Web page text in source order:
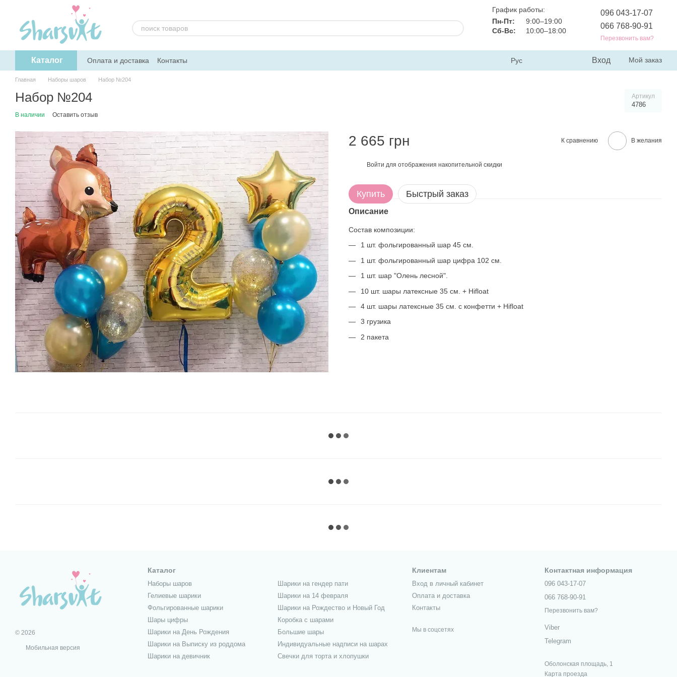
Перейти к основному контенту
График работы:
Пн-Пт:
9:00–19:00
Сб-Вс:
10:00–18:00
096 043-17-07
066 768-90-91
Перезвонить вам?
Каталог Оплата и доставка Контакты Рус Вход Мой заказ
Главная Наборы шаров Набор №204
Набор №204 Артикул
4786
В наличии Оставить отзыв
2 665 грн К сравнению В желания
Войти для отображения накопительной скидки
Купить Быстрый заказ
Описание
Состав композиции:
1 шт. фольгированный шар 45 см.
1 шт. фольгированный шар цифра 102 см.
1 шт. шар "Олень лесной".
10 шт. шары латексные 35 см. + Hifloat
4 шт. шары латексные 35 см. с конфетти + Hifloat
3 грузика
2 пакета
© 2026
Мобильная версия
Каталог
Наборы шаров
Гелиевые шарики
Фольгированные шарики
Шары цифры
Шарики на День Рождения
Шарики на Выписку из роддома
Шарики на девичник
Шарики на гендер пати
Шарики на 14 февраля
Шарики на Рождество и Новый Год
Коробка с шарами
Большие шары
Индивидуальные надписи на шарах
Свечки для торта и хлопушки
Клиентам
Вход в личный кабинет
Оплата и доставка
Контакты
Мы в соцсетях
Контактная информация
096 043-17-07
066 768-90-91
Перезвонить вам?
Viber
Telegram
Оболонская площадь, 1
Карта проезда